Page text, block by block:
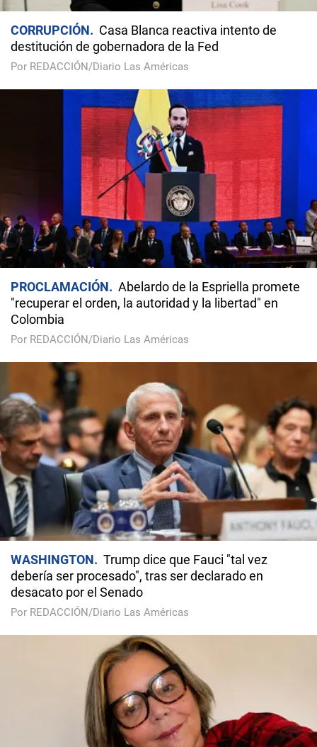
CORRUPCIÓN
Casa Blanca reactiva intento de
destitución de gobernadora de la Fed
Por REDACCIÓN/Diario Las Américas
PROCLAMACIÓN
Abelardo de la Espriella promete
"recuperar el orden, la autoridad y la libertad" en
Colombia
Por REDACCIÓN/Diario Las Américas
WASHINGTON
Trump dice que Fauci "tal vez
debería ser procesado", tras ser declarado en
desacato por el Senado
Por REDACCIÓN/Diario Las Américas